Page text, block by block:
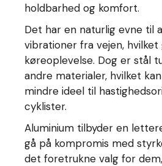
holdbarhed og komfort.
Det har en naturlig evne til
vibrationer fra vejen,
køreoplevelse. Dog er stål
andre materialer, hvilket
mindre ideel til
cyklister.
Aluminium tilbyder en
gå på kompromis med
det foretrukne valg for